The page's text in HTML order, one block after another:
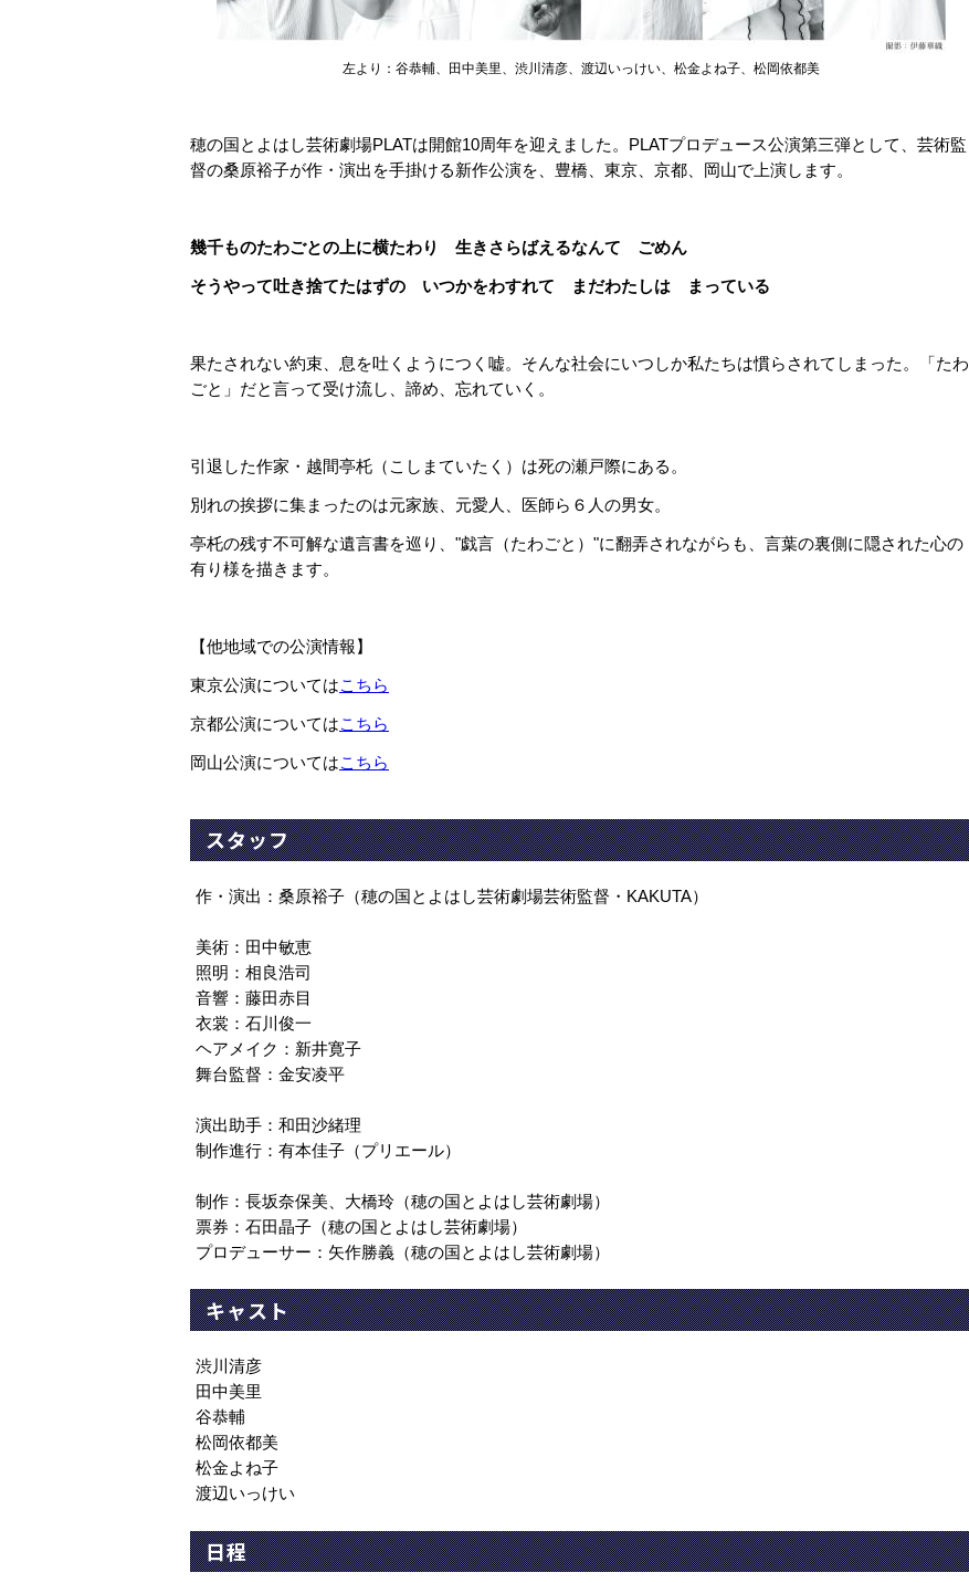
左より：谷恭輔、田中美里、渋川清彦、渡辺いっけい、松金よね子、松岡依都美
穂の国とよはし芸術劇場PLATは開館10周年を迎えました。PLATプロデュース公演第三弾として、芸術監
督の桑原裕子が作・演出を手掛ける新作公演を、豊橋、東京、京都、岡山で上演します。
幾千ものたわごとの上に横たわり 生きさらばえるなんて ごめん
そうやって吐き捨てたはずの いつかをわすれて まだわたしは まっている
果たされない約束、息を吐くようにつく嘘。そんな社会にいつしか私たちは慣らされてしまった。「たわ
ごと」だと言って受け流し、諦め、忘れていく。
引退した作家・越間亭杔（こしまていたく）は死の瀬戸際にある。
別れの挨拶に集まったのは元家族、元愛人、医師ら６人の男女。
亭杔の残す不可解な遺言書を巡り、"戯言（たわごと）"に翻弄されながらも、言葉の裏側に隠された心の
有り様を描きます。
【他地域での公演情報】
東京公演についてはこちら
京都公演についてはこちら
岡山公演についてはこちら
スタッフ
作・演出：桑原裕子（穂の国とよはし芸術劇場芸術監督・KAKUTA）
美術：田中敏恵
照明：相良浩司
音響：藤田赤目
衣裳：石川俊一
ヘアメイク：新井寛子
舞台監督：金安凌平
演出助手：和田沙緒理
制作進行：有本佳子（プリエール）
制作：長坂奈保美、大橋玲（穂の国とよはし芸術劇場）
票券：石田晶子（穂の国とよはし芸術劇場）
プロデューサー：矢作勝義（穂の国とよはし芸術劇場）
キャスト
渋川清彦
田中美里
谷恭輔
松岡依都美
松金よね子
渡辺いっけい
日程